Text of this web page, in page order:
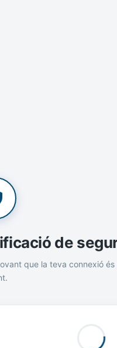
de
que la teva connexió és